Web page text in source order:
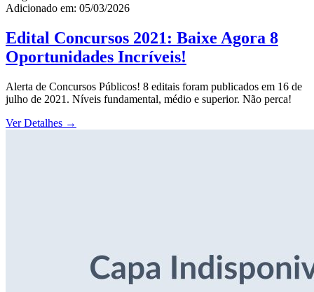
Adicionado em: 05/03/2026
Edital Concursos 2021: Baixe Agora 8
Oportunidades Incríveis!
Alerta de Concursos Públicos! 8 editais foram publicados em 16 de
julho de 2021. Níveis fundamental, médio e superior. Não perca!
Ver Detalhes →